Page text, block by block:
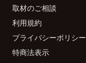
取材のご相談
利用規約
プライバシーポリシー
特商法表示